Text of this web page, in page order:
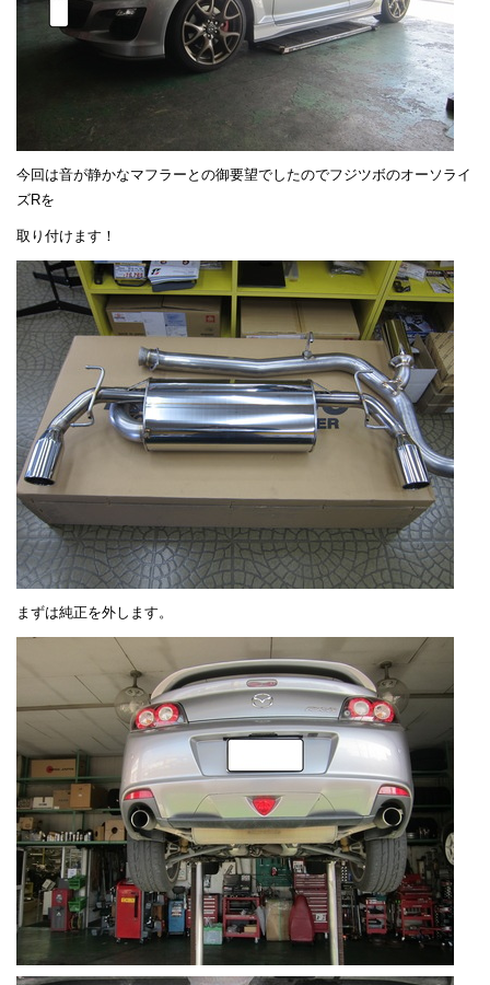
今回は音が静かなマフラーとの御要望でしたのでフジツボのオーソライ
ズRを
取り付けます！
まずは純正を外します。